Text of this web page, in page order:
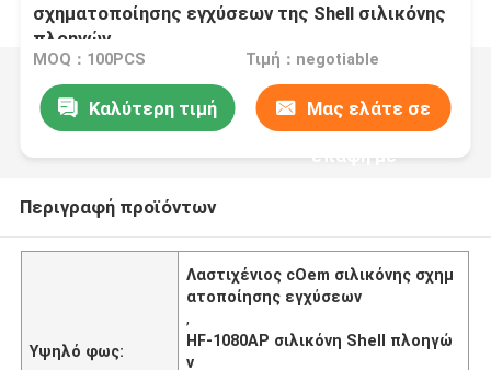
σχηματοποίησης εγχύσεων της Shell σιλικόνης
πλοηγών
MOQ：100PCS Τιμή：negotiable
Καλύτερη τιμή Μας ελάτε σε
επαφή με
Περιγραφή προϊόντων
Υψηλό φως:
Λαστιχένιος cOem σιλικόνης σχημ
ατοποίησης εγχύσεων
,
HF-1080AP σιλικόνη Shell πλοηγώ
ν